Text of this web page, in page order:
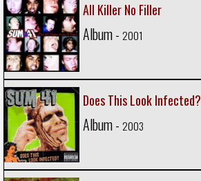
All Killer No Filler
Album - 2001
Does This Look Infected?
Album - 2003